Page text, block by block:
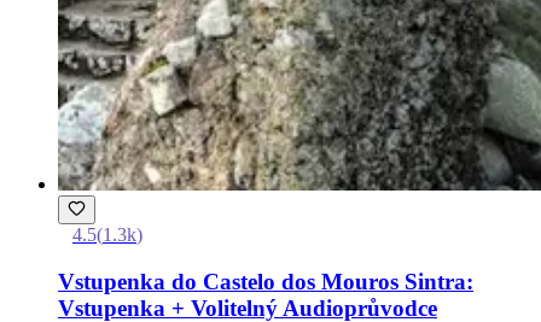
4.5(1.3k)
Vstupenka do Castelo dos Mouros Sintra:
Vstupenka + Volitelný Audioprůvodce